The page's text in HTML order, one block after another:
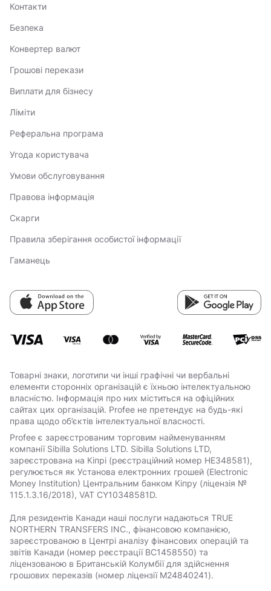
Контакти
Безпека
Конвертер валют
Грошові перекази
Виплати для бізнесу
Ліміти
Реферальна програма
Угода користувача
Умови обслуговування
Правова інформація
Скарги
Правила зберігання особистої інформації
Гаманець
Товарні знаки, логотипи чи інші графічні чи вербальні
елементи сторонніх організацій є їхньою інтелектуальною
власністю. Інформація про них міститься на офіційних
сайтах цих організацій. Profee не претендує на будь-які
права щодо об’єктів інтелектуальної власності.
Profee є зареєстрованим торговим найменуванням
компанії Sibilla Solutions LTD. Sibilla Solutions LTD,
зареєстрована на Кіпрі (реєстраційний номер HE348581),
регулюється як Установа електронних грошей (Electronic
Money Institution) Центральним банком Кіпру (ліцензія №
115.1.3.16/2018), VAT СY10348581D.
Для резидентів Канади наші послуги надаються TRUE
NORTHERN TRANSFERS INC., фінансовою компанією,
зареєстрованою в Центрі аналізу фінансових операцій та
звітів Канади (номер реєстрації BC1458550) та
ліцензованою в Британській Колумбії для здійснення
грошових переказів (номер ліцензії M24840241).